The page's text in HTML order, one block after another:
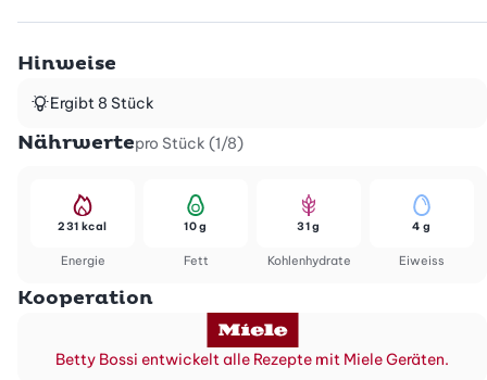
Hinweise
Ergibt 8 Stück
Nährwertepro Stück (1/8)
Energie
231 kcal
Fett
10 g
Kohlenhydrate
31 g
Eiweiss
4 g
Kooperation
Betty Bossi entwickelt alle Rezepte mit Miele Geräten.